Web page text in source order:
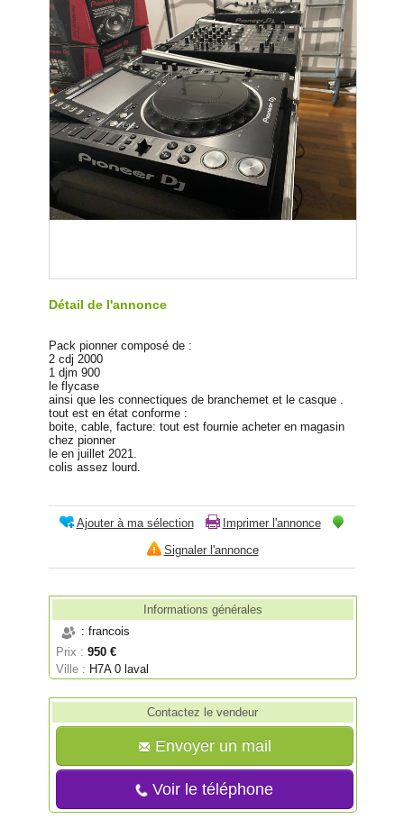
Détail de l'annonce
Pack pionner composé de :
2 cdj 2000
1 djm 900
le flycase
ainsi que les connectiques de branchemet et le casque .
tout est en état conforme :
boite, cable, facture: tout est fournie acheter en magasin
chez pionner
le en juillet 2021.
colis assez lourd.
Ajouter à ma sélection
Imprimer l'annonce
Signaler l'annonce
Informations générales
: francois
Prix : 950 €
Ville : H7A 0 laval
Contactez le vendeur
Envoyer un mail
Voir le téléphone